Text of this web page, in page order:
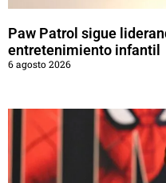
Paw Patrol sigue
entretenimiento infantil
6 agosto 2026